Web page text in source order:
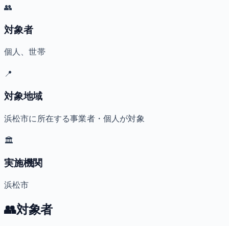
👥
対象者
個人、世帯
📍
対象地域
浜松市に所在する事業者・個人が対象
🏛️
実施機関
浜松市
👥対象者